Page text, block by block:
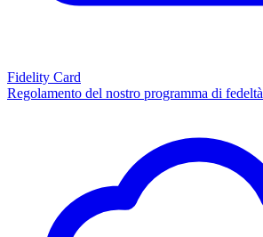
Fidelity Card
Regolamento del nostro programma di fedeltà